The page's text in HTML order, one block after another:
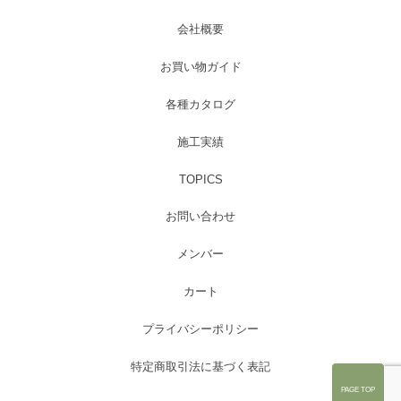
PAGE TOP
会社概要
お買い物ガイド
各種カタログ
施工実績
TOPICS
お問い合わせ
メンバー
カート
プライバシーポリシー
特定商取引法に基づく表記